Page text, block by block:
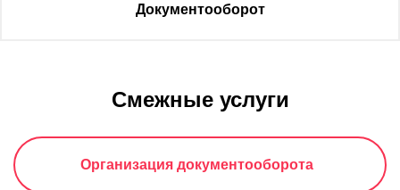
Документооборот
Смежные услуги
Организация документооборота